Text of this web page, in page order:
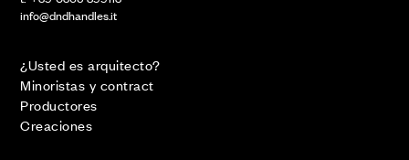
info@dndhandles.it
¿Usted es arquitecto?
Minoristas y contract
Productores
Creaciones